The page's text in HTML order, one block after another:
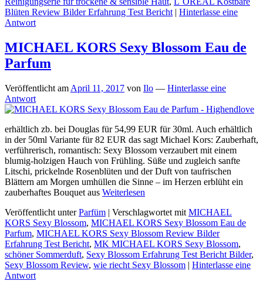
Blüten Review Bilder Erfahrung Test Bericht | Hinterlasse eine
Antwort
MICHAEL KORS Sexy Blossom Eau de
Parfum
Veröffentlicht am April 11, 2017 von Ilo — Hinterlasse eine
Antwort
erhältlich zb. bei Douglas für 54,99 EUR für 30ml. Auch erhältlich
in der 50ml Variante für 82 EUR das sagt Michael Kors: Zauberhaft,
verführerisch, romantisch: Sexy Blossom verzaubert mit einem
blumig-holzigen Hauch von Frühling. Süße und zugleich sanfte
Litschi, prickelnde Rosenblüten und der Duft von taufrischen
Blättern am Morgen umhüllen die Sinne – im Herzen erblüht ein
zauberhaftes Bouquet aus Weiterlesen
Veröffentlicht unter Parfüm | Verschlagwortet mit MICHAEL
KORS Sexy Blossom, MICHAEL KORS Sexy Blossom Eau de
Parfum, MICHAEL KORS Sexy Blossom Review Bilder
Erfahrung Test Bericht, MK MICHAEL KORS Sexy Blossom,
schöner Sommerduft, Sexy Blossom Erfahrung Test Bericht Bilder,
Sexy Blossom Review, wie riecht Sexy Blossom | Hinterlasse eine
Antwort